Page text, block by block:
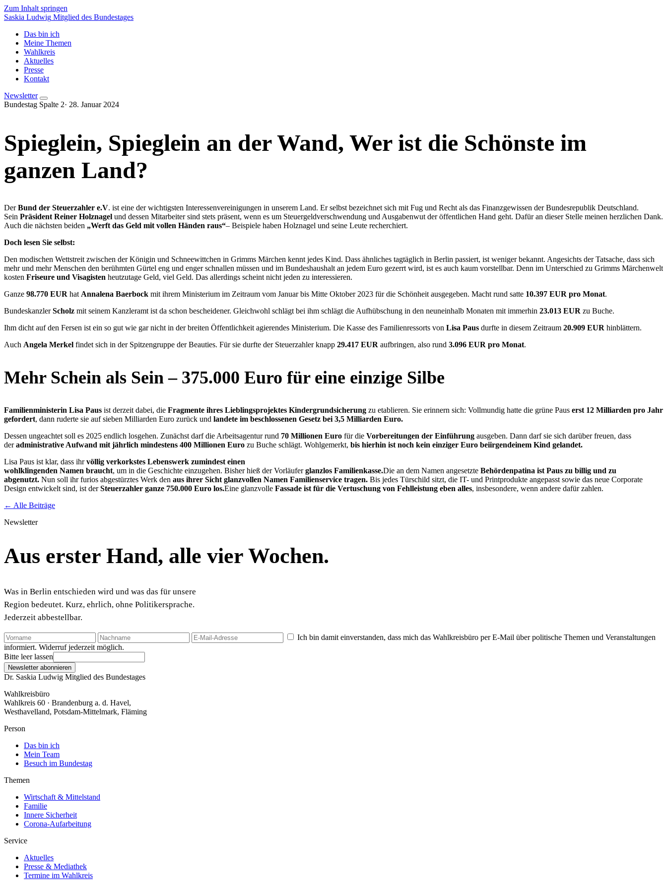
Zum Inhalt springen
Saskia Ludwig Mitglied des Bundestages
Das bin ich
Meine Themen
Wahlkreis
Aktuelles
Presse
Kontakt
Newsletter
Bundestag Spalte 2· 28. Januar 2024
Spieglein, Spieglein an der Wand, Wer ist die Schönste im
ganzen Land?
DerBund der Steuerzahler e.V. ist eine der wichtigsten Interessenvereinigungen in unserem Land. Er selbst bezeichnet sich mit Fug und Recht als das Finanzgewissen der Bundesrepublik Deutschland.
Sein Präsident Reiner Holznagel und dessen Mitarbeiter sind stets präsent, wenn es um Steuergeldverschwendung und Ausgabenwut der öffentlichen Hand geht. Dafür an dieser Stelle meinen herzlichen Dank.
Auch die nächsten beiden „Werft das Geld mit vollen Händen raus“– Beispiele haben Holznagel und seine Leute recherchiert.
Doch lesen Sie selbst:
Den modischen Wettstreit zwischen der Königin und Schneewittchen in Grimms Märchen kennt jedes Kind. Dass ähnliches tagtäglich in Berlin passiert, ist weniger bekannt. Angesichts der Tatsache, dass sich
mehr und mehr Menschen den berühmten Gürtel eng und enger schnallen müssen und im Bundeshaushalt an jedem Euro gezerrt wird, ist es auch kaum vorstellbar. Denn im Unterschied zu Grimms Märchenwelt
kosten Friseure und Visagisten heutzutage Geld, viel Geld. Das allerdings scheint nicht jeden zu interessieren.
Ganze 98.770 EUR hat Annalena Baerbock mit ihrem Ministerium im Zeitraum vom Januar bis Mitte Oktober 2023 für die Schönheit ausgegeben. Macht rund satte 10.397 EUR pro Monat.
BundeskanzlerScholz mit seinem Kanzleramt ist da schon bescheidener. Gleichwohl schlägt bei ihm schlägt die Aufhübschung in den neuneinhalb Monaten mit immerhin 23.013 EUR zu Buche.
Ihm dicht auf den Fersen ist ein so gut wie gar nicht in der breiten Öffentlichkeit agierendes Ministerium. Die Kasse des Familienressorts von Lisa Paus durfte in diesem Zeitraum 20.909 EUR hinblättern.
Auch Angela Merkel findet sich in der Spitzengruppe der Beauties. Für sie durfte der Steuerzahler knapp 29.417 EUR aufbringen, also rund 3.096 EUR pro Monat.
Mehr Schein als Sein – 375.000 Euro für eine einzige Silbe
Familienministerin Lisa Paus ist derzeit dabei, die Fragmente ihres Lieblingsprojektes Kindergrundsicherung zu etablieren. Sie erinnern sich: Vollmundig hatte die grüne Paus erst 12 Milliarden pro Jahr
gefordert, dann ruderte sie auf sieben Milliarden Euro zurück und landete im beschlossenen Gesetz bei 3,5 Milliarden Euro.
Dessen ungeachtet soll es 2025 endlich losgehen. Zunächst darf die Arbeitsagentur rund 70 Millionen Euro für die Vorbereitungen der Einführung ausgeben. Dann darf sie sich darüber freuen, dass
deradministrative Aufwand mit jährlich mindestens 400 Millionen Euro zu Buche schlägt. Wohlgemerkt, bis hierhin ist noch kein einziger Euro beiirgendeinem Kind gelandet.
Lisa Paus ist klar, dass ihrvöllig verkorkstes Lebenswerk zumindest einen
wohlklingenden Namen braucht, um in die Geschichte einzugehen. Bisher hieß der Vorläuferglanzlos Familienkasse.Die an dem Namen angesetzte Behördenpatina ist Paus zu billig und zu
abgenutzt. Nun soll ihr furios abgestürztes Werk den aus ihrer Sicht glanzvollen Namen Familienservice tragen. Bis jedes Türschild sitzt, die IT- und Printprodukte angepasst sowie das neue Corporate
Design entwickelt sind, ist derSteuerzahler ganze 750.000 Euro los.Eine glanzvolle Fassade ist für die Vertuschung von Fehlleistung eben alles, insbesondere, wenn andere dafür zahlen.
← Alle Beiträge
Newsletter
Aus erster Hand, alle vier Wochen.
Was in Berlin entschieden wird und was das für unsere
Region bedeutet. Kurz, ehrlich, ohne Politikersprache.
Jederzeit abbestellbar.
Ich bin damit einverstanden, dass mich das Wahlkreisbüro per E-Mail über politische Themen und Veranstaltungen
informiert. Widerruf jederzeit möglich.
Bitte leer lassen
Newsletter abonnieren
Dr. Saskia Ludwig Mitglied des Bundestages
Wahlkreisbüro
Wahlkreis 60 · Brandenburg a. d. Havel,
Westhavelland, Potsdam-Mittelmark, Fläming
Person
Das bin ich
Mein Team
Besuch im Bundestag
Themen
Wirtschaft & Mittelstand
Familie
Innere Sicherheit
Corona-Aufarbeitung
Service
Aktuelles
Presse & Mediathek
Termine im Wahlkreis